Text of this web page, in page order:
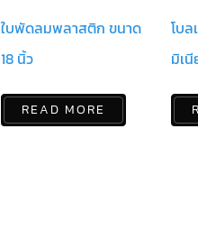
ใบพัดลมพลาสติก ขนาด
18 นิ้ว
READ MORE
โบ
มิเ